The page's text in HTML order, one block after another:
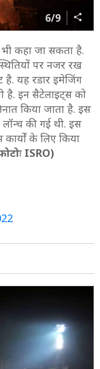
6/9
भी कहा जा सकता है.
पर नजर रख
यह रडार इमेजिंग
है. इन सैटेलाइट्स को
किया जाता है. इस
की गई थी. इस
के लिए किया
ISRO)